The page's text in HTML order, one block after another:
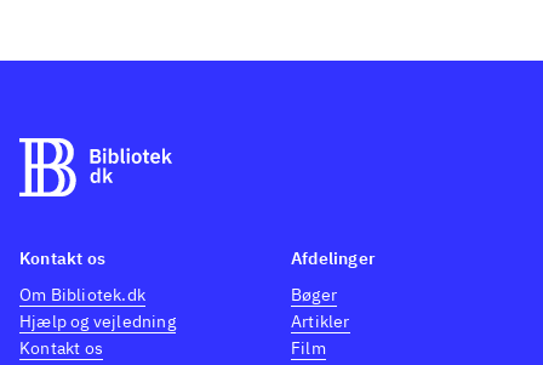
Kontakt os
Om Bibliotek.dk
Hjælp og vejledning
Kontakt os
Afdelinger
Bøger
Artikler
Film